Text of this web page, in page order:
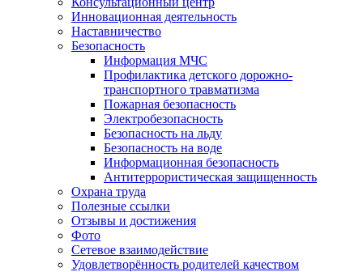
Инновационная деятельность
Наставничество
Безопасность
Информация МЧС
Профилактика детского дорожно-
транспортного травматизма
Пожарная безопасность
Электробезопасность
Безопасность на льду
Безопасность на воде
Информационная безопасность
Антитеррористическая защищенность
Охрана труда
Полезные ссылки
Отзывы и достижения
Фото
Сетевое взаимодействие
Удовлетворённость родителей качеством